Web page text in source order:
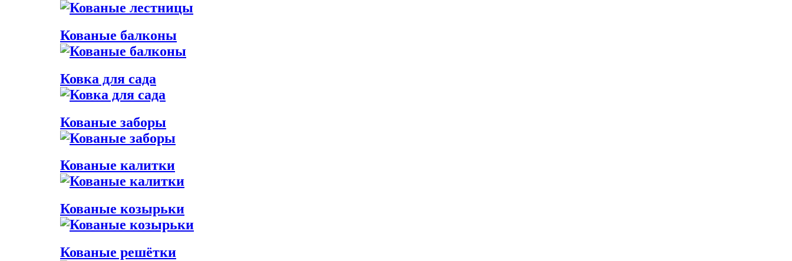
Кованые балконы
Ковка для сада
Кованые заборы
Кованые калитки
Кованые козырьки
Кованые решётки